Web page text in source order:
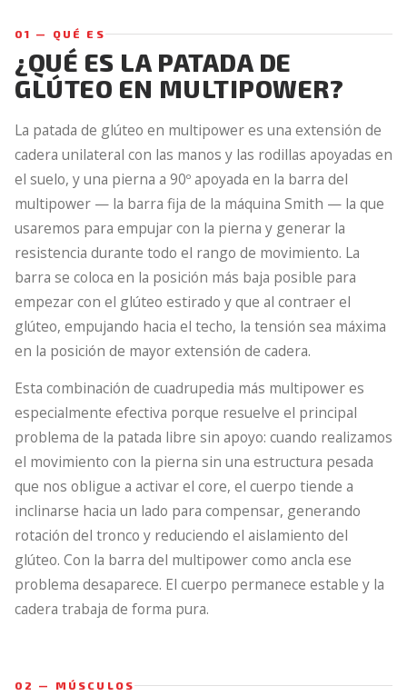
01 — QUÉ ES
¿QUÉ ES LA PATADA DE
GLÚTEO EN MULTIPOWER?
La patada de glúteo en multipower es una extensión de
cadera unilateral con las manos y las rodillas apoyadas en
el suelo, y una pierna a 90º apoyada en la barra del
multipower — la barra fija de la máquina Smith — la que
usaremos para empujar con la pierna y generar la
resistencia durante todo el rango de movimiento. La
barra se coloca en la posición más baja posible para
empezar con el glúteo estirado y que al contraer el
glúteo, empujando hacia el techo, la tensión sea máxima
en la posición de mayor extensión de cadera.
Esta combinación de cuadrupedia más multipower es
especialmente efectiva porque resuelve el principal
problema de la patada libre sin apoyo: cuando realizamos
el movimiento con la pierna sin una estructura pesada
que nos obligue a activar el core, el cuerpo tiende a
inclinarse hacia un lado para compensar, generando
rotación del tronco y reduciendo el aislamiento del
glúteo. Con la barra del multipower como ancla ese
problema desaparece. El cuerpo permanece estable y la
cadera trabaja de forma pura.
02 — MÚSCULOS